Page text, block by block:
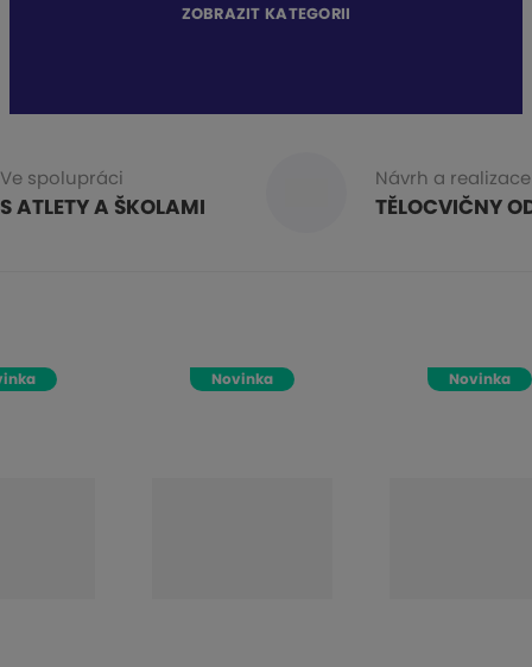
ZOBRAZIT KATEGORII
Ve spolupráci
S ATLETY A ŠKOLAMI
Návrh a realizace
TĚLOCVIČNY
Novinka Novinka